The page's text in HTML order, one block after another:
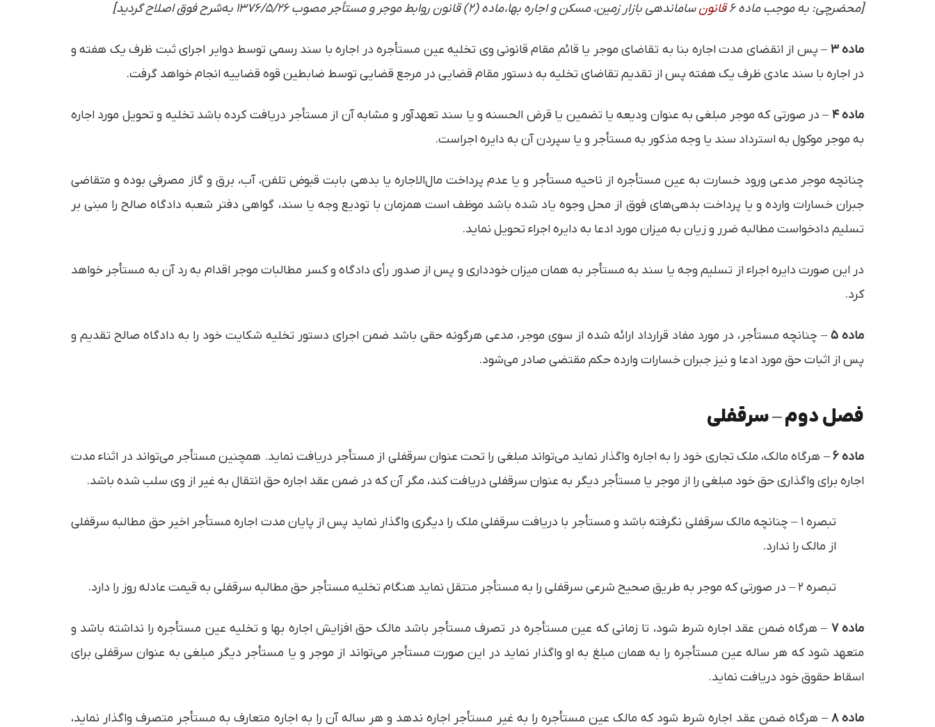
[محضرچی: به موجب ماده 6 قانونساماندهی بازار زمین، مسکن و اجاره بها، ماده (۲) قانون روابط موجر و مستأجر مصوب ۱۳۷۶/۵/۲۶ به‌شرح فوق اصلاح گردید]
ماده ۳
– پس از انقضای مدت اجاره بنا به تقاضای موجر یا قائم مقام قانونی وی تخلیه عین مستأجره در اجاره با سند رسمی توسط دوایر اجرای ثبت ظرف یک هفته و
در اجاره با سند عادی ظرف یک هفته پس از تقدیم تقاضای تخلیه به دستور مقام قضایی در مرجع قضایی توسط ضابطین قوه قضاییه انجام خواهد گرفت.
ماده ۴
– در صورتی که موجر مبلغی به عنوان ودیعه یا تضمین یا قرض الحسنه و یا سند تعهدآور و مشابه آن از مستأجر دریافت کرده باشد تخلیه و تحویل مورد اجاره
به موجر موکول به استرداد سند یا وجه مذکور به مستأجر و یا سپردن آن به دایره اجراست.
چنانچه موجر مدعی ورود خسارت به عین مستأجره از ناحیه مستأجر و یا عدم پرداخت مال‌الاجاره یا بدهی بابت قبوض تلفن، آب، برق و گاز مصرفی بوده و متقاضی
جبران خسارات وارده و یا پرداخت بدهی‌های فوق از محل وجوه یاد شده باشد موظف است همزمان با تودیع وجه یا سند، گواهی دفتر شعبه دادگاه صالح را مبنی بر
تسلیم دادخواست مطالبه ضرر و زیان به میزان مورد ادعا به دایره اجراء تحویل نماید.
در این صورت دایره اجراء از تسلیم وجه یا سند به مستأجر به همان میزان خودداری و پس از صدور رأی دادگاه و کسر مطالبات موجر اقدام به رد آن به مستأجر خواهد
کرد.
ماده ۵
– چنانچه مستأجر، در مورد مفاد قرارداد ارائه شده از سوی موجر، مدعی هرگونه حقی باشد ضمن اجرای دستور تخلیه شکایت خود را به دادگاه صالح تقديم و
پس از اثبات حق مورد ادعا و نیز جبران خسارات وارده حکم مقتضی صادر می‌شود.
فصل دوم – سرقفلی
ماده ۶ – هرگاه مالک، ملک تجاری خود را به اجاره واگذار نماید می‌تواند مبلغی را تحت عنوان سرقفلی از مستأجر دریافت نماید. همچنین مستأجر می‌تواند در اثناء مدت
اجاره برای واگذاری حق خود مبلغی را از موجر یا مستأجر دیگر به عنوان سرقفلی دریافت کند، مگر آن که در ضمن عقد اجاره حق انتقال به غیر از وی سلب شده باشد.
تبصره ۱ – چنانچه مالک سرقفلی نگرفته باشد و مستأجر با دریافت سرقفلی ملک را دیگری واگذار نماید پس از پایان مدت اجاره مستأجر اخیر حق مطالبه سرقفلی
از مالک را ندارد.
تبصره ۲ – در صورتی که موجر به طریق صحیح شرعی سرقفلی را به مستأجر منتقل نماید هنگام تخلیه مستأجر حق مطالبه سرقفلی به قیمت عادله روز را دارد.
ماده ۷
– هرگاه ضمن عقد اجاره شرط شود، تا زمانی که عین مستأجره در تصرف مستأجر باشد مالک حق افزایش اجاره بها و تخلیه عین مستأجره را نداشته باشد و
متعهد شود که هر ساله عین مستأجره را به همان مبلغ به او واگذار نماید در این صورت مستأجر می‌تواند از موجر و یا مستأجر دیگر مبلغی به عنوان سرقفلی برای
اسقاط حقوق خود دریافت نماید.
ماده ۸
– هرگاه ضمن عقد اجاره شرط شود که مالک عین مستأجره را به غیر مستأجر اجاره ندهد و هر ساله آن را به اجاره متعارف به مستأجر متصرف واگذار نماید،